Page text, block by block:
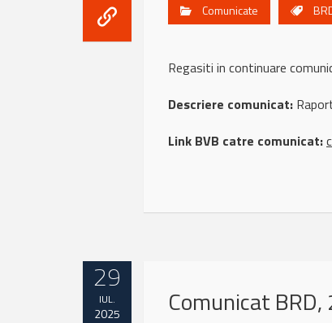
Comunicate
Regasiti in continuare
Descriere comunicat:
Link BVB catre comunicat:
29
IUL.
2025 Comunicat